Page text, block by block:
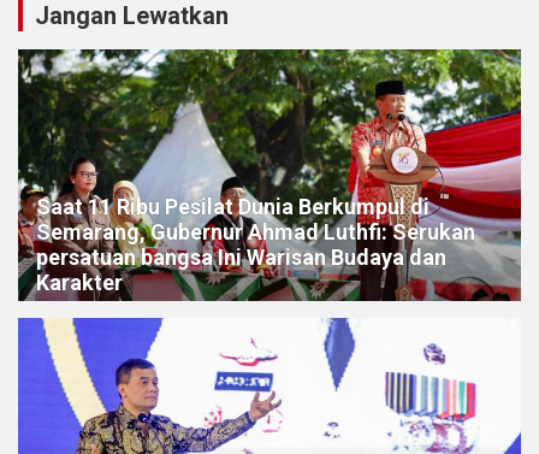
Jangan Lewatkan
Saat 11 Ribu Pesilat Dunia Berkumpul di
Semarang, Gubernur Ahmad Luthfi: Serukan
persatuan bangsa Ini Warisan Budaya dan
Karakter